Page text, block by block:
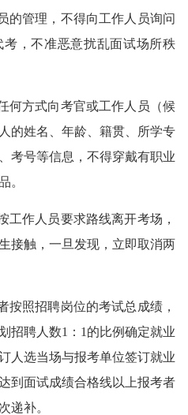
的管理，不得向工作人员询问
，不准恶意扰乱面试场所秩
何方式向考官或工作人员（候
的姓名、年龄、籍贯、所学专
考号等信息，不得穿戴有职业
。
工作人员要求路线离开考场，
接触，一旦发现，立即取消两
按照招聘岗位的考试总成绩，
招聘人数1：1的比例确定就业
人选当场与报考单位签订就业
到面试成绩合格线以上报考者
递补。